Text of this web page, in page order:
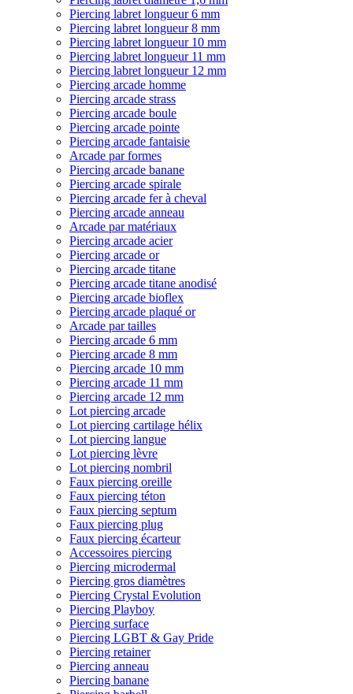
Piercing labret longueur 6 mm
Piercing labret longueur 8 mm
Piercing labret longueur 10 mm
Piercing labret longueur 11 mm
Piercing labret longueur 12 mm
Piercing arcade homme
Piercing arcade strass
Piercing arcade boule
Piercing arcade pointe
Piercing arcade fantaisie
Arcade par formes
Piercing arcade banane
Piercing arcade spirale
Piercing arcade fer à cheval
Piercing arcade anneau
Arcade par matériaux
Piercing arcade acier
Piercing arcade or
Piercing arcade titane
Piercing arcade titane anodisé
Piercing arcade bioflex
Piercing arcade plaqué or
Arcade par tailles
Piercing arcade 6 mm
Piercing arcade 8 mm
Piercing arcade 10 mm
Piercing arcade 11 mm
Piercing arcade 12 mm
Lot piercing arcade
Lot piercing cartilage hélix
Lot piercing langue
Lot piercing lèvre
Lot piercing nombril
Faux piercing oreille
Faux piercing téton
Faux piercing septum
Faux piercing plug
Faux piercing écarteur
Accessoires piercing
Piercing microdermal
Piercing gros diamètres
Piercing Crystal Evolution
Piercing Playboy
Piercing surface
Piercing LGBT & Gay Pride
Piercing retainer
Piercing anneau
Piercing banane